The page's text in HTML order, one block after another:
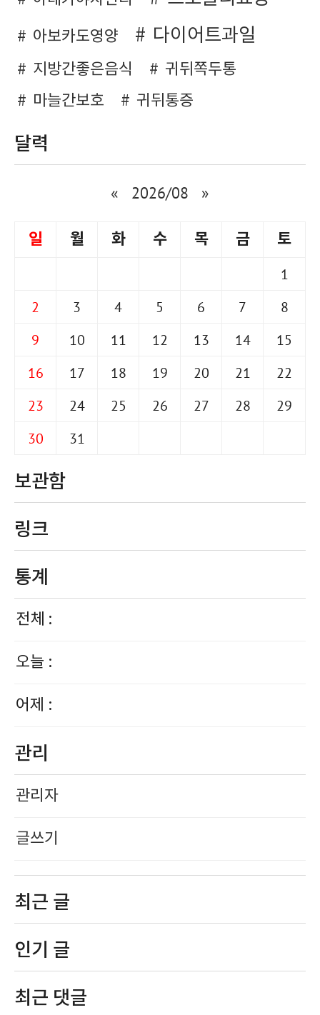
아보카도영양 다이어트과일
지방간좋은음식
귀뒤쪽두통
마늘간보호
귀뒤통증
달력
« 2026/08 »
일 월 화 수 목 금 토
1
2
3 4 5 6 7
8
9
10 11 12 13 14
15
16
17 18 19 20 21
22
23
24 25 26 27 28
29
30
31
보관함
링크
통계
전체 :
오늘 :
어제 :
관리
관리자
글쓰기
최근 글
인기 글
최근 댓글